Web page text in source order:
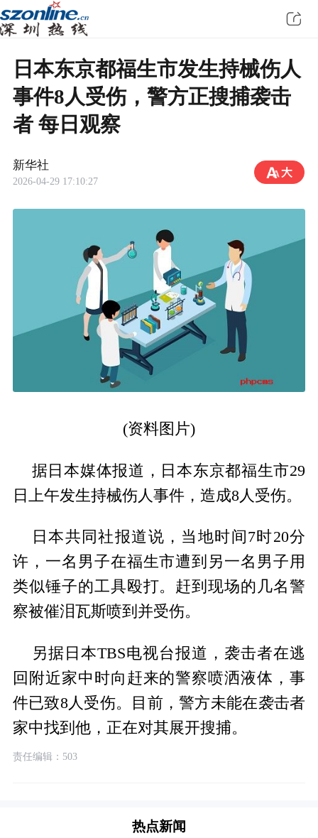
日本东京都福生市发生持械伤人
事件8人受伤，警方正搜捕袭击
者 每日观察
新华社
2026-04-29 17:10:27
(资料图片)
据日本媒体报道，日本东京都福生市29
日上午发生持械伤人事件，造成8人受伤。
日本共同社报道说，当地时间7时20分
许，一名男子在福生市遭到另一名男子用
类似锤子的工具殴打。赶到现场的几名警
察被催泪瓦斯喷到并受伤。
另据日本TBS电视台报道，袭击者在逃
回附近家中时向赶来的警察喷洒液体，事
件已致8人受伤。目前，警方未能在袭击者
家中找到他，正在对其展开搜捕。
责任编辑：503
热点新闻